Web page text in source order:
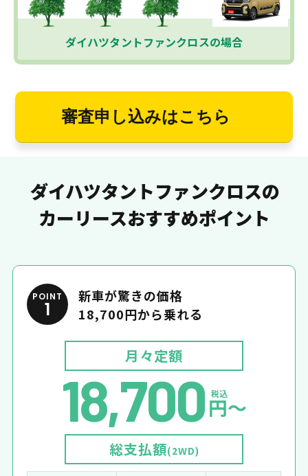
ダイハツタントファンクロスの場合
審査申し込みはこちら
ダイハツタントファンクロスの
カーリースおすすめポイント
POINT
1
新車が驚きの価格
18,700円から乗れる
月々定額
18,700 税込
円〜
総支払額(2WD)